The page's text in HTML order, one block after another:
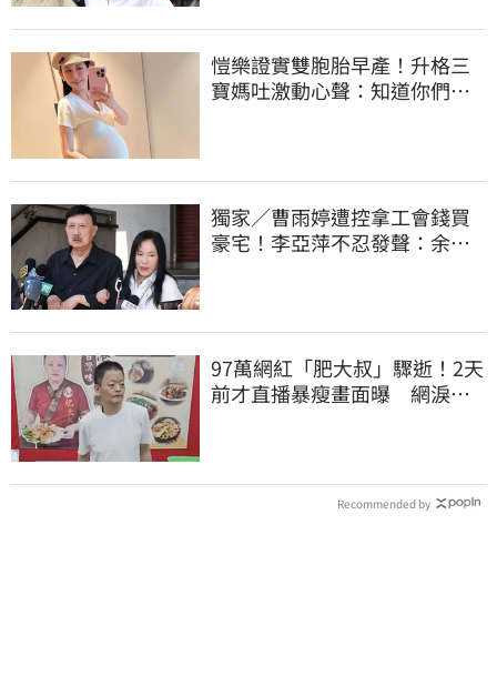
愷樂證實雙胞胎早產！升格三
寶媽吐激動心聲：知道你們很
獨家／曹雨婷遭控拿工會錢買
豪宅！李亞萍不忍發聲：余天
97萬網紅「肥大叔」驟逝！2天
前才直播暴瘦畫面曝 網淚
Recommended by